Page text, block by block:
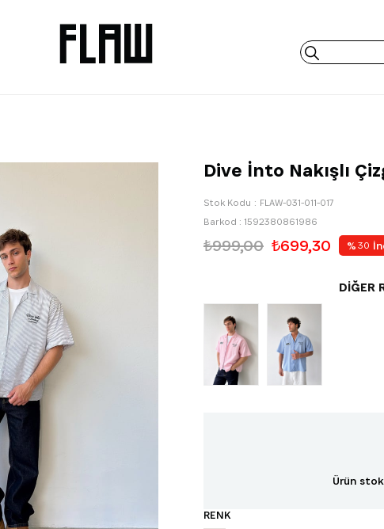
Dive İnto Nakışlı
Stok Kodu
FLAW-031-011-017
Barkod : 1592380861986
₺999,00 ₺699,30 % 30
DIĞER
Ürün
RENK